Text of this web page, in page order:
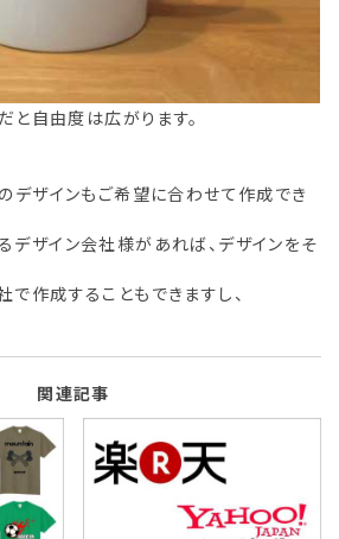
と自由度は広がります。
のデザインもご希望に合わせて作成でき
デザイン会社様があれば、デザインをそ
で作成することもできますし、
関連記事